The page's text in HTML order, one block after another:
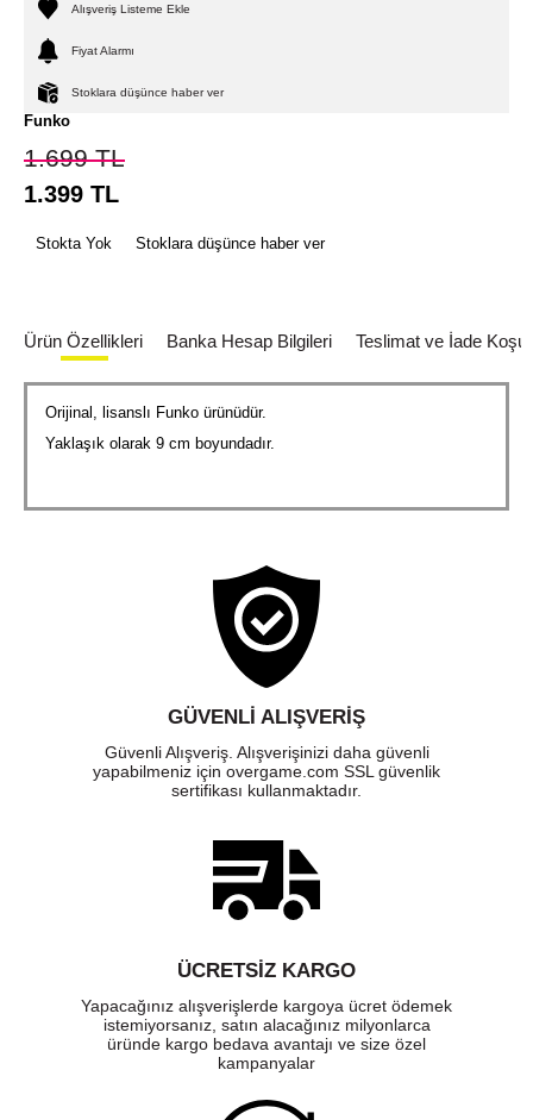
Alışveriş Listeme Ekle
Fiyat Alarmı
Stoklara düşünce haber ver
Funko
1.699TL
1.399 TL
Stokta Yok Stoklara düşünce haber ver
Ürün Özellikleri Banka Hesap Bilgileri Teslimat ve İade
Orijinal, lisanslı Funko ürünüdür.
Yaklaşık olarak 9 cm boyundadır.
GÜVENLI ALIŞVERIŞ
Güvenli Alışveriş. Alışverişinizi daha güvenli
yapabilmeniz için overgame.com SSL güvenlik
sertifikası kullanmaktadır.
ÜCRETSIZ KARGO
Yapacağınız alışverişlerde kargoya ücret ödemek
istemiyorsanız, satın alacağınız milyonlarca
üründe kargo bedava avantajı ve size özel
kampanyalar